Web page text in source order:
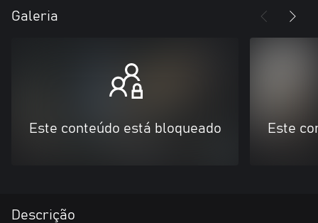
Galeria
Este conteúdo está bloqueado Este
Descrição